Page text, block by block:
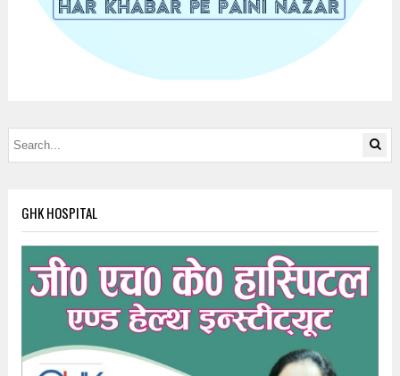
GHK HOSPITAL